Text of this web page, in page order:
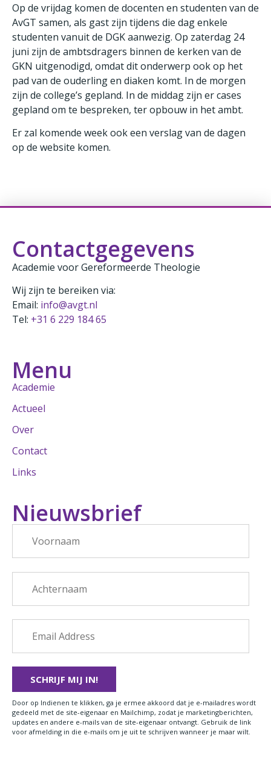
Op de vrijdag komen de docenten en studenten van de
AvGT samen, als gast zijn tijdens die dag enkele
studenten vanuit de DGK aanwezig. Op zaterdag 24
juni zijn de ambtsdragers binnen de kerken van de
GKN uitgenodigd, omdat dit onderwerp ook op het
pad van de ouderling en diaken komt. In de morgen
zijn de college’s gepland. In de middag zijn er cases
gepland om te bespreken, ter opbouw in het ambt.
Er zal komende week ook een verslag van de dagen
op de website komen.
Contactgegevens
Academie voor Gereformeerde Theologie
Wij zijn te bereiken via:
Email: info@avgt.nl
Tel: +31 6 229 184 65
Menu
Academie
Actueel
Over
Contact
Links
Nieuwsbrief
Door op Indienen te klikken, ga je ermee akkoord dat je e-mailadres wordt
gedeeld met de site-eigenaar en Mailchimp, zodat je marketingberichten,
updates en andere e-mails van de site-eigenaar ontvangt. Gebruik de link
voor afmelding in die e-mails om je uit te schrijven wanneer je maar wilt.